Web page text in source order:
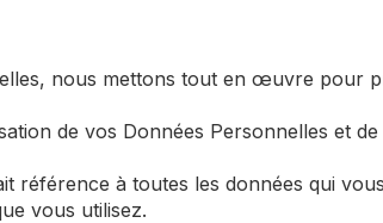
nous mettons tout en œuvre pour
de vos Données Personnelles et
référence à toutes les données qui
vous utilisez.